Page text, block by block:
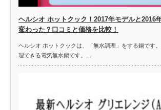
ヘルシオ ホットクック！2017年モデルと2016
変わった？口コミと価格を比較！
ヘルシオ ホットクックは、「無水調理」をする鍋です
理できる電気無水鍋です。…